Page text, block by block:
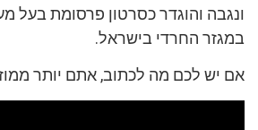
ונגבה והוגדר כסרטון פרסומת בעל
במגזר החרדי בישראל.
אם יש לכם מה לכתוב, אתם יותר